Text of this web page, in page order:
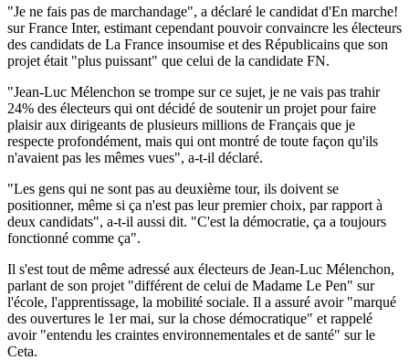
"Je ne fais pas de marchandage", a déclaré le candidat d'En marche!
sur France Inter, estimant cependant pouvoir convaincre les électeurs
des candidats de La France insoumise et des Républicains que son
projet était "plus puissant" que celui de la candidate FN.
"Jean-Luc Mélenchon se trompe sur ce sujet, je ne vais pas trahir
24% des électeurs qui ont décidé de soutenir un projet pour faire
plaisir aux dirigeants de plusieurs millions de Français que je
respecte profondément, mais qui ont montré de toute façon qu'ils
n'avaient pas les mêmes vues", a-t-il déclaré.
"Les gens qui ne sont pas au deuxième tour, ils doivent se
positionner, même si ça n'est pas leur premier choix, par rapport à
deux candidats", a-t-il aussi dit. "C'est la démocratie, ça a toujours
fonctionné comme ça".
Il s'est tout de même adressé aux électeurs de Jean-Luc Mélenchon,
parlant de son projet "différent de celui de Madame Le Pen" sur
l'école, l'apprentissage, la mobilité sociale. Il a assuré avoir "marqué
des ouvertures le 1er mai, sur la chose démocratique" et rappelé
avoir "entendu les craintes environnementales et de santé" sur le
Ceta.